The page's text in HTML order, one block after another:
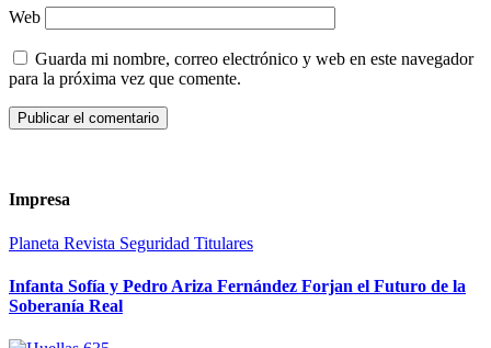
Web
Guarda mi nombre, correo electrónico y web en este navegador
para la próxima vez que comente.
Impresa
Planeta Revista Seguridad Titulares
Infanta Sofía y Pedro Ariza Fernández Forjan el Futuro de la
Soberanía Real